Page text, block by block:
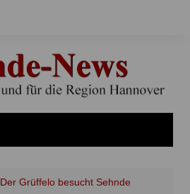
Der Grüffelo besucht Sehnde